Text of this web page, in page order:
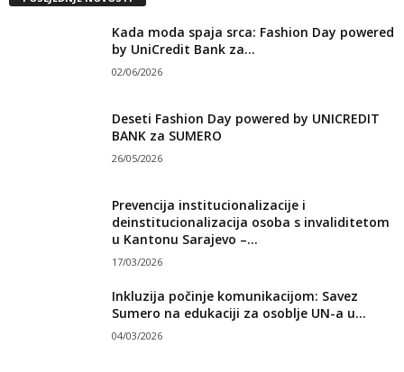
Kada moda spaja srca: Fashion Day powered
by UniCredit Bank za...
02/06/2026
Deseti Fashion Day powered by UNICREDIT
BANK za SUMERO
26/05/2026
Prevencija institucionalizacije i
deinstitucionalizacija osoba s invaliditetom
u Kantonu Sarajevo –...
17/03/2026
Inkluzija počinje komunikacijom: Savez
Sumero na edukaciji za osoblje UN-a u...
04/03/2026